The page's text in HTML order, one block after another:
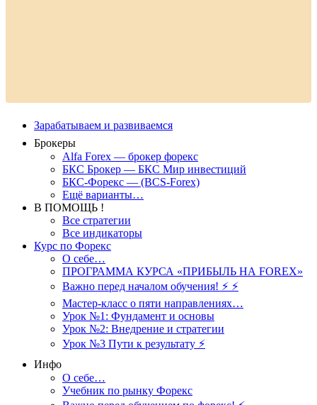
Зарабатываем и развиваемся
Брокеры
Alfa Forex — брокер форекс
БКС Брокер — БКС Мир инвестиций
БКС-Форекс — (BCS-Forex)
Ещё варианты…
В ПОМОЩЬ !
Все стратегии
Все индикаторы
Курс по Форекс
О себе…
ПРОГРАММА КУРСА «ПРИБЫЛЬ НА FOREX»
Важно перед началом обучения! ⚡ ⚡
Мастер-класс о пяти направлениях…
Урок №1: Фундамент и основы
Урок №2: Внедрение и стратегии
Урок №3 Пути к результату ⚡️
Инфо
О себе…
Учебник по рынку Форекс